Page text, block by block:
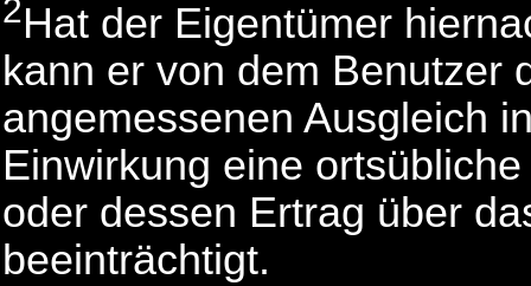
2Hat der Eigentümer
kann er von dem Benutzer
angemessenen Ausgleich
Einwirkung eine
oder dessen Ertrag über
beeinträchtigt.